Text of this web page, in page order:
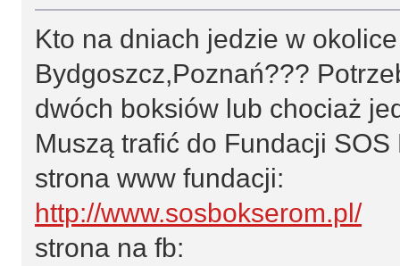
Kto na dniach jedzie w
Bydgoszcz,Poznań???
dwóch boksiów lub chociaż
Muszą trafić do Fundacji SOS
strona www fundacji:
http://www.sosbokserom.pl/
strona na fb: